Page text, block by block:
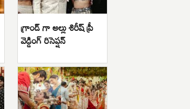
గ్రాండ్ గా అల్లు శిరీష్ ప్రీ
వెడ్డింగ్ రిసెప్షన్